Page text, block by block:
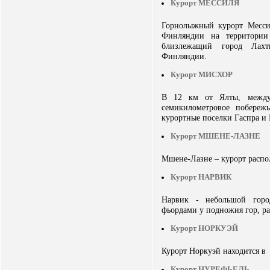
Курорт МЕССИЛЯ
Горнолыжный курорт
Финляндии на
близлежащий город
Финляндии.
Курорт МИСХОР
В 12 км от Ялты, между
семикилометровое
курортные поселки Гаспра и
Курорт МШЕНЕ-ЛАЗНЕ
Мшене-Лазне – курорт
Курорт НАРВИК
Нарвик - небольшой
фьордами у подножия гор,
Курорт НОРКУЭЙ
Курорт Норкуэй находится